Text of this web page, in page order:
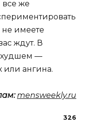
же
имеете
ждут. В
худшем —
или ангина.
mensweekly.ru
326